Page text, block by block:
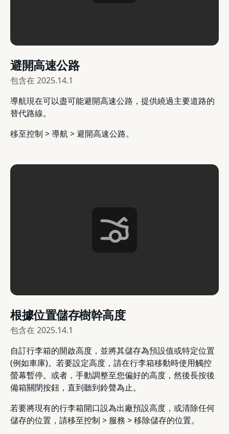
避開高速公路
包含在 2025.14.1
導航現在可以盡可能避開高速公路，提供繞過主要道路的
替代路線。
移至控制 > 導航 > 避開高速公路。
根據位置儲存樹幹高度
包含在 2025.14.1
自訂行李箱的開啟高度，並將其儲存為預設值或特定位置
(例如車庫)。若要設定高度，請在行李箱移動時使用觸控
螢幕暫停。或者，手動調整至您偏好的高度，然後長按後
備箱關閉按鈕，直到聽到鈴聲為止。
若要將現有的行李箱開口設為出廠預設高度，或清除任何
儲存的位置，請移至控制 > 服務 > 移除儲存的位置。